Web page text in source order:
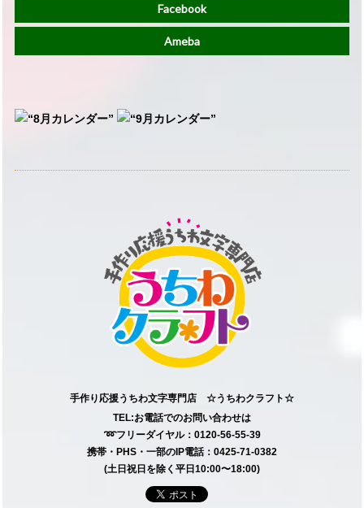
Facebook
Ameba
手作り応援うちわ文字専門店 ☆うちわクラフト☆
TEL:お電話でのお問い合わせは
➿フリーダイヤル：0120-56-55-39
携帯・PHS・一部のIP電話：0425-71-0382
(土日祝日を除く平日10:00〜18:00)